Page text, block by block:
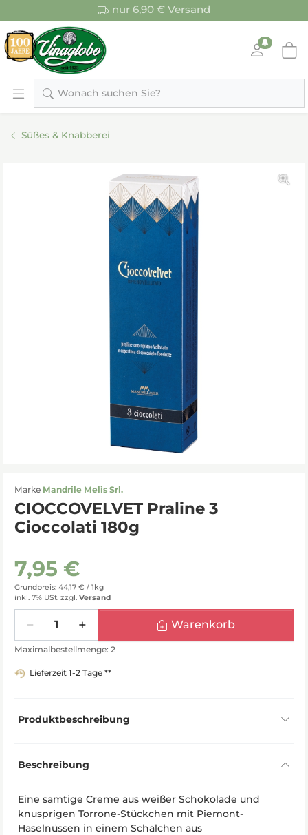
nur 6,90 € Versand
Wonach suchen Sie?
Süßes & Knabberei
Marke Mandrile Melis Srl.
CIOCCOVELVET Praline 3
Cioccolati 180g
7,95 €
Grundpreis: 44,17 € / 1kg
inkl. 7% USt. zzgl. Versand
Warenkorb
Maximalbestellmenge: 2
Lieferzeit 1-2 Tage **
Produktbeschreibung
Beschreibung
Eine samtige Creme aus weißer Schokolade und
knusprigen Torrone-Stückchen mit Piemont-
Haselnüssen in einem Schälchen aus